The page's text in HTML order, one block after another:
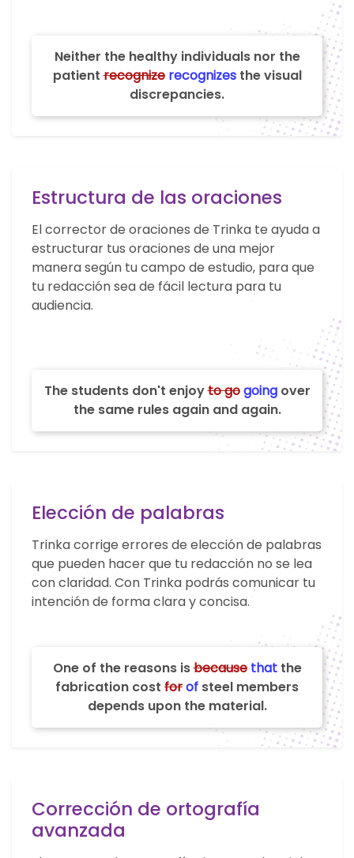
Neither the healthy individuals nor the
patientrecognizerecognizesthe visual
discrepancies.
Estructura de las oraciones
El corrector de oraciones de Trinka te ayuda a
estructurar tus oraciones de una mejor
manera según tu campo de estudio, para que
tu redacción sea de fácil lectura para tu
audiencia.
The students don't enjoyto gogoingover
the same rules again and again.
Elección de palabras
Trinka corrige errores de elección de palabras
que pueden hacer que tu redacción no se lea
con claridad. Con Trinka podrás comunicar tu
intención de forma clara y concisa.
One of the reasons isbecausethatthe
fabrication cost forof steel members
depends upon the material.
Corrección de ortografía
avanzada